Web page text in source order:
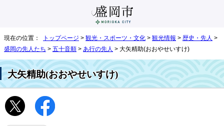
現在の位置： トップページ > 観光・スポーツ・文化 > 観光情報 > 歴史・先人 >
盛岡の先人たち > 五十音順 > あ行の先人 > 大矢精助(おおやせいすけ)
大矢精助(おおやせいすけ)